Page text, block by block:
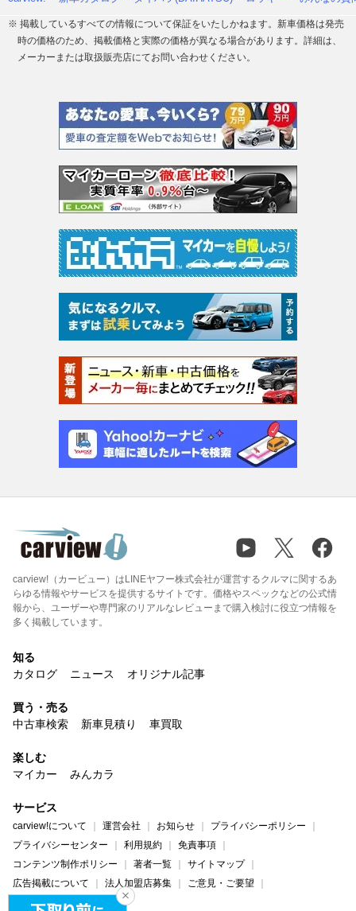
※ 掲載しているすべての情報について保証をいたしかねます。新車価格は発売
時の価格のため、掲載価格と実際の価格が異なる場合があります。詳細は、
メーカーまたは取扱販売店にてお問い合わせください。
carview!（カービュー）はLINEヤフー株式会社が運営するクルマに関するあ
らゆる情報やサービスを提供するサイトです。価格やスペックなどの公式情
報から、ユーザーや専門家のリアルなレビューまで購入検討に役立つ情報を
多く掲載しています。
知る
カタログ
ニュース オリジナル記事
買う・売る
中古車検索
新車見積り 車買取
楽しむ
マイカー
みんカラ
サービス
carview!について 運営会社 お知らせ
プライバシーポリシー
プライバシーセンター
利用規約
免責事項
コンテンツ制作ポリシー
著者一覧
サイトマップ
広告掲載について
法人加盟店募集
ご意見・ご要望
ヘルプ・お問い合わせ